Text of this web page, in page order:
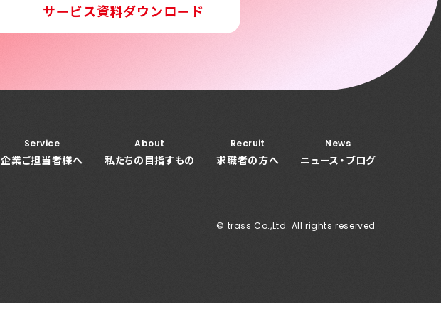
サービス資料ダウンロード
Service
企業ご担当者様へ
About
私たちの目指すもの
Recruit
求職者の方へ
News
ニュース・ブログ
© trass Co.,Ltd. All rights reserved